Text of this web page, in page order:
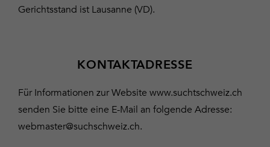
Gerichtsstand ist Lausanne (VD).
KONTAKTADRESSE
Für Informationen zur Website www.suchtschweiz.ch
senden Sie bitte eine E-Mail an folgende Adresse:
webmaster@suchschweiz.ch.